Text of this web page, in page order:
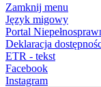
Zamknij menu
Język migowy
Portal
Deklaracja
ETR - tekst
Facebook
Instagram